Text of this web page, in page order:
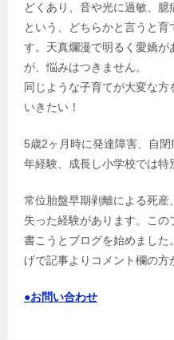
どくあり、音や光に過敏、
という、どちらかと言うと
す。天真爛漫で明るく愛嬌
が、悩みはつきません。
同じような子育てが大変な
いきたい！
5歳2ヶ月時に発達障害、自
年経験、成長し小学校では特
常位胎盤早期剥離による死
失った経験があります。こ
書こうとブログを始めまし
げで記事よりコメント欄の方
●お問い合わせ